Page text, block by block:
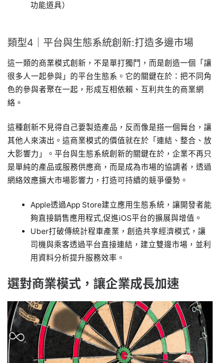
功能道具）
類型4｜平台與生態系統創新:打造多邊市場
這一類的商業模式創新，不是單打獨鬥，而是創造一個「讓
很多人一起參與」的平台生態系。它的關鍵在於：把不同角
色的參與者聚在一起，形成互相依賴、互利共生的商業網
絡。
這種創新不見得自己要製造產品，反而像是搭一個舞台，讓
其他人來演出。這商業模式的價值就在於「連結、整合、放
大影響力」。平台與生態系統創新的關鍵在於，企業不再只
是單純的產品或服務供應商，而是成為市場的協調者，透過
網絡效應擴大市場影響力，打造可持續的競爭優勢。
Apple透過App Store建立應用生態系統，讓開發者能
夠直接銷售應用程式,促進iOS平台的擴展與增值。
Uber打破傳統計程車產業，創造共享經濟模式，讓
司機與乘客透過平台直接連結，建立雙邊市場，並利
用資料分析提升服務效率。
選對商業模式，讓企業成長加速